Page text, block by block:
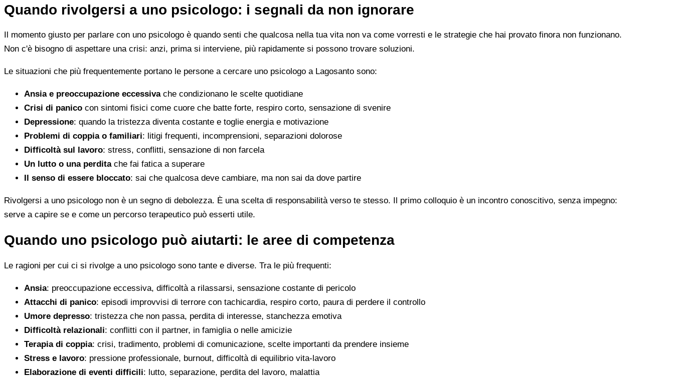
Quando rivolgersi a uno psicologo: i segnali da non ignorare
Il momento giusto per parlare con uno psicologo è quando senti che qualcosa nella tua vita non va come vorresti e le strategie che hai provato finora non funzionano.
Non c'è bisogno di aspettare una crisi: anzi, prima si interviene, più rapidamente si possono trovare soluzioni.
Le situazioni che più frequentemente portano le persone a cercare uno psicologo a Lagosanto sono:
Ansia e preoccupazione eccessivache condizionano le scelte quotidiane
Crisi di panico con sintomi fisici come cuore che batte forte, respiro corto, sensazione di svenire
Depressione: quando la tristezza diventa costante e toglie energia e motivazione
Problemi di coppia o familiari: litigi frequenti, incomprensioni, separazioni dolorose
Difficoltà sul lavoro: stress, conflitti, sensazione di non farcela
Un lutto o una perditache fai fatica a superare
Il senso di essere bloccato: sai che qualcosa deve cambiare, ma non sai da dove partire
Rivolgersi a uno psicologo non è un segno di debolezza. È una scelta di responsabilità verso te stesso. Il primo colloquio è un incontro conoscitivo, senza impegno:
serve a capire se e come un percorso terapeutico può esserti utile.
Quando uno psicologo può aiutarti: le aree di competenza
Le ragioni per cui ci si rivolge a uno psicologo sono tante e diverse. Tra le più frequenti:
Ansia: preoccupazione eccessiva, difficoltà a rilassarsi, sensazione costante di pericolo
Attacchi di panico: episodi improvvisi di terrore con tachicardia, respiro corto, paura di perdere il controllo
Umore depresso: tristezza che non passa, perdita di interesse, stanchezza emotiva
Difficoltà relazionali: conflitti con il partner, in famiglia o nelle amicizie
Terapia di coppia: crisi, tradimento, problemi di comunicazione, scelte importanti da prendere insieme
Stress e lavoro: pressione professionale, burnout, difficoltà di equilibrio vita-lavoro
Elaborazione di eventi difficili: lutto, separazione, perdita del lavoro, malattia